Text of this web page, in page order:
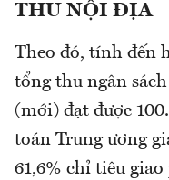
THU NỘI ĐỊA
Theo đó, tính đến
tổng thu ngân
(mới) đạt được
toán Trung ương
61,6% chỉ tiêu